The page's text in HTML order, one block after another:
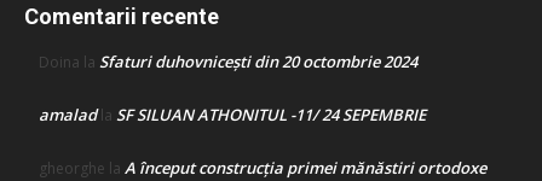
Comentarii recente
Doina la Sfaturi duhovnicești din 20 octombrie 2024
amaladla SF SILUAN ATHONITUL -11/ 24 SEPEMBRIE
gheorghe la A început construcţia primei mănăstiri ortodoxe